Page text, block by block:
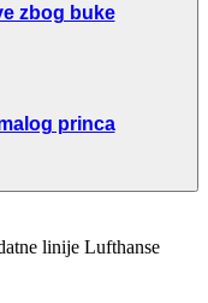
zbog buke
princa
linije Lufthanse